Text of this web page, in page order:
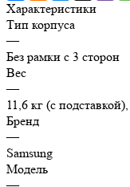
Характеристики
Тип корпуса
—
Без рамки с 3 сторон
Вес
—
11,6 кг (с
Бренд
—
Samsung
Модель